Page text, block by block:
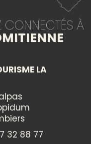
CONNECTÉS À
LA
32 88 77